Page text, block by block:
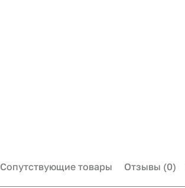
Сопутствующие товары Отзывы (0)